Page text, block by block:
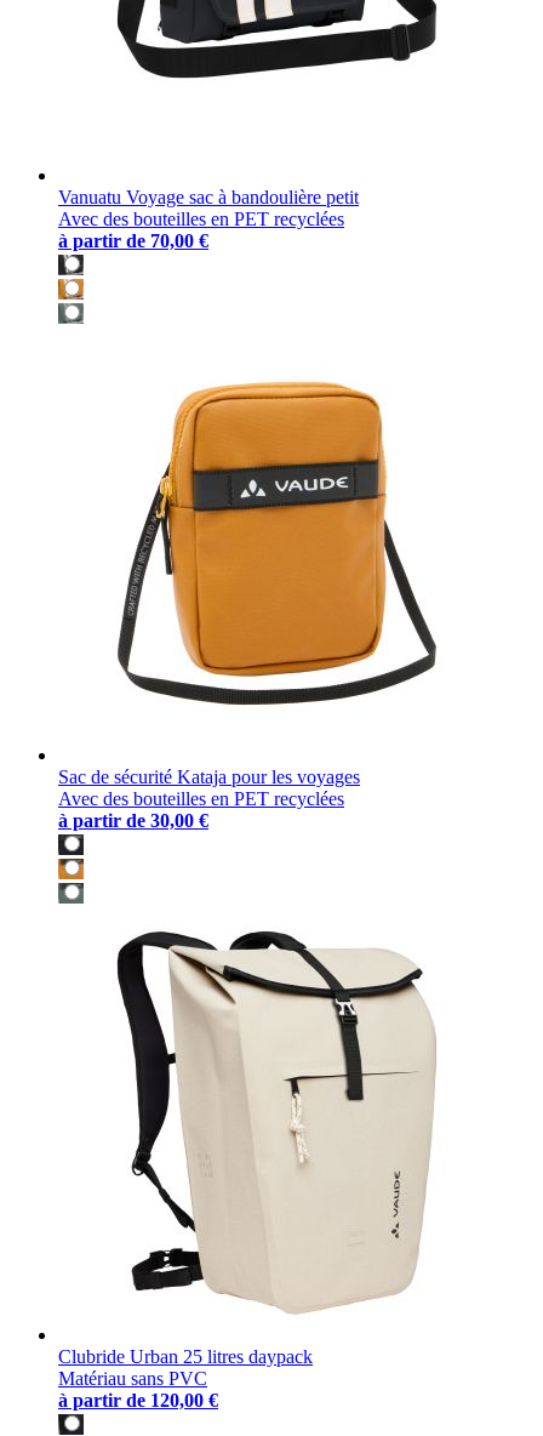
Vanuatu Voyage sac à bandoulière petit
Avec des bouteilles en PET recyclées
à partir de 70,00 €
Sac de sécurité Kataja pour les voyages
Avec des bouteilles en PET recyclées
à partir de 30,00 €
Clubride Urban 25 litres daypack
Matériau sans PVC
à partir de 120,00 €